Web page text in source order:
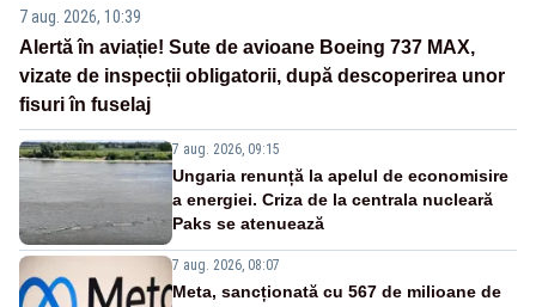
7 aug. 2026, 10:39
Alertă în aviație! Sute de avioane Boeing 737 MAX,
vizate de inspecții obligatorii, după descoperirea unor
fisuri în fuselaj
7 aug. 2026, 09:15
Ungaria renunță la apelul de economisire
a energiei. Criza de la centrala nucleară
Paks se atenuează
7 aug. 2026, 08:07
Meta, sancționată cu 567 de milioane de